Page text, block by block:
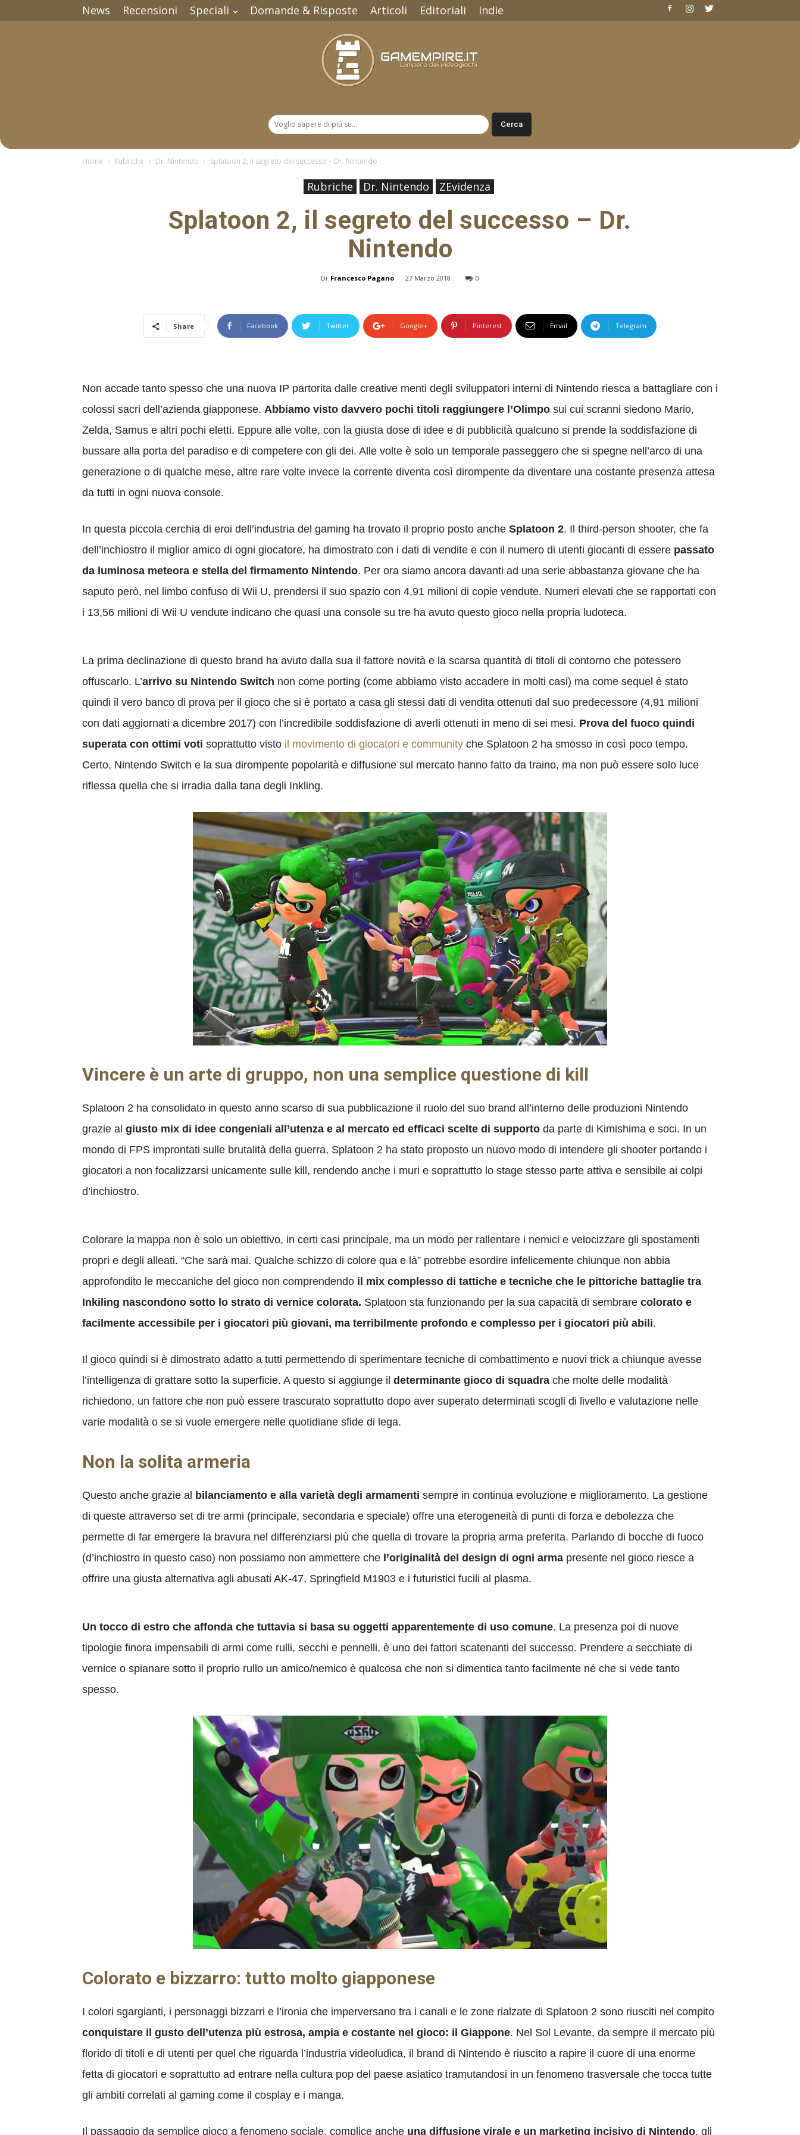
News Recensioni Speciali Domande & Risposte Articoli Editoriali Indie
Home Rubriche Dr. Nintendo Splatoon 2, il segreto del successo – Dr. Nintendo
Rubriche Dr. Nintendo ZEvidenza
Splatoon 2, il segreto del successo – Dr.
Nintendo
Di Francesco Pagano - 27 Marzo 2018 0
Share Facebook Twitter Google+ Pinterest Email Telegram
Non accade tanto spesso che una nuova IP partorita dalle creative menti degli sviluppatori interni di Nintendo riesca a battagliare con i
colossi sacri dell’azienda giapponese. Abbiamo visto davvero pochi titoli raggiungere l’Olimpo sui cui scranni siedono Mario,
Zelda, Samus e altri pochi eletti. Eppure alle volte, con la giusta dose di idee e di pubblicità qualcuno si prende la soddisfazione di
bussare alla porta del paradiso e di competere con gli dei. Alle volte è solo un temporale passeggero che si spegne nell’arco di una
generazione o di qualche mese, altre rare volte invece la corrente diventa così dirompente da diventare una costante presenza attesa
da tutti in ogni nuova console.
In questa piccola cerchia di eroi dell’industria del gaming ha trovato il proprio posto anche Splatoon 2. Il third-person shooter, che fa
dell’inchiostro il miglior amico di ogni giocatore, ha dimostrato con i dati di vendite e con il numero di utenti giocanti di essere passato
da luminosa meteora e stella del firmamento Nintendo. Per ora siamo ancora davanti ad una serie abbastanza giovane che ha
saputo però, nel limbo confuso di Wii U, prendersi il suo spazio con 4,91 milioni di copie vendute. Numeri elevati che se rapportati con
i 13,56 milioni di Wii U vendute indicano che quasi una console su tre ha avuto questo gioco nella propria ludoteca.
La prima declinazione di questo brand ha avuto dalla sua il fattore novità e la scarsa quantità di titoli di contorno che potessero
offuscarlo. L’arrivo su Nintendo Switch non come porting (come abbiamo visto accadere in molti casi) ma come sequel è stato
quindi il vero banco di prova per il gioco che si è portato a casa gli stessi dati di vendita ottenuti dal suo predecessore (4,91 milioni
con dati aggiornati a dicembre 2017) con l’incredibile soddisfazione di averli ottenuti in meno di sei mesi. Prova del fuoco quindi
superata con ottimi voti soprattutto visto il movimento di giocatori e community che Splatoon 2 ha smosso in così poco tempo.
Certo, Nintendo Switch e la sua dirompente popolarità e diffusione sul mercato hanno fatto da traino, ma non può essere solo luce
riflessa quella che si irradia dalla tana degli Inkling.
Vincere è un arte di gruppo, non una semplice questione di kill
Splatoon 2 ha consolidato in questo anno scarso di sua pubblicazione il ruolo del suo brand all’interno delle produzioni Nintendo
grazie al giusto mix di idee congeniali all’utenza e al mercato ed efficaci scelte di supporto da parte di Kimishima e soci. In un
mondo di FPS improntati sulle brutalità della guerra, Splatoon 2 ha stato proposto un nuovo modo di intendere gli shooter portando i
giocatori a non focalizzarsi unicamente sulle kill, rendendo anche i muri e soprattutto lo stage stesso parte attiva e sensibile ai colpi
d’inchiostro.
Colorare la mappa non è solo un obiettivo, in certi casi principale, ma un modo per rallentare i nemici e velocizzare gli spostamenti
propri e degli alleati. “Che sarà mai. Qualche schizzo di colore qua e là” potrebbe esordire infelicemente chiunque non abbia
approfondito le meccaniche del gioco non comprendendo il mix complesso di tattiche e tecniche che le pittoriche battaglie tra
Inkiling nascondono sotto lo strato di vernice colorata. Splatoon sta funzionando per la sua capacità di sembrare colorato e
facilmente accessibile per i giocatori più giovani, ma terribilmente profondo e complesso per i giocatori più abili.
Il gioco quindi si è dimostrato adatto a tutti permettendo di sperimentare tecniche di combattimento e nuovi trick a chiunque avesse
l’intelligenza di grattare sotto la superficie. A questo si aggiunge il determinante gioco di squadra che molte delle modalità
richiedono, un fattore che non può essere trascurato soprattutto dopo aver superato determinati scogli di livello e valutazione nelle
varie modalità o se si vuole emergere nelle quotidiane sfide di lega.
Non la solita armeria
Questo anche grazie al bilanciamento e alla varietà degli armamenti sempre in continua evoluzione e miglioramento. La gestione
di queste attraverso set di tre armi (principale, secondaria e speciale) offre una eterogeneità di punti di forza e debolezza che
permette di far emergere la bravura nel differenziarsi più che quella di trovare la propria arma preferita. Parlando di bocche di fuoco
(d’inchiostro in questo caso) non possiamo non ammettere che l’originalità del design di ogni arma presente nel gioco riesce a
offrire una giusta alternativa agli abusati AK-47, Springfield M1903 e i futuristici fucili al plasma.
Un tocco di estro che affonda che tuttavia si basa su oggetti apparentemente di uso comune. La presenza poi di nuove
tipologie finora impensabili di armi come rulli, secchi e pennelli, è uno dei fattori scatenanti del successo. Prendere a secchiate di
vernice o spianare sotto il proprio rullo un amico/nemico è qualcosa che non si dimentica tanto facilmente né che si vede tanto
spesso.
Colorato e bizzarro: tutto molto giapponese
I colori sgargianti, i personaggi bizzarri e l’ironia che imperversano tra i canali e le zone rialzate di Splatoon 2 sono riusciti nel compito
conquistare il gusto dell’utenza più estrosa, ampia e costante nel gioco: il Giappone. Nel Sol Levante, da sempre il mercato più
florido di titoli e di utenti per quel che riguarda l’industria videoludica, il brand di Nintendo è riuscito a rapire il cuore di una enorme
fetta di giocatori e soprattutto ad entrare nella cultura pop del paese asiatico tramutandosi in un fenomeno trasversale che tocca tutte
gli ambiti correlati al gaming come il cosplay e i manga.
Il passaggio da semplice gioco a fenomeno sociale, complice anche una diffusione virale e un marketing incisivo di Nintendo, gli